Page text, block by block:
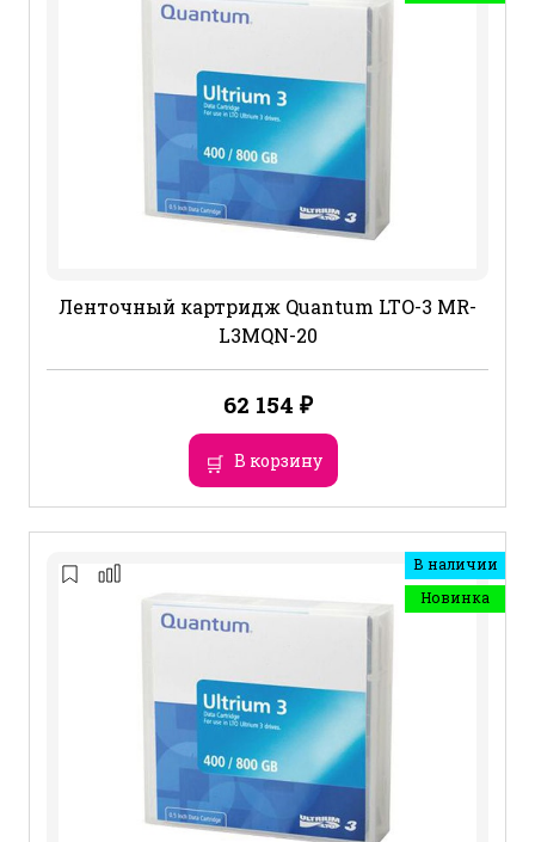
Ленточный картридж Quantum LTO-3 MR-
L3MQN-20
62 154 ₽
В корзину
В наличии
Новинка